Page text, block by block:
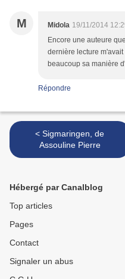
M Midola 19/11/2014
Encore une auteure
dernière lecture
beaucoup sa manière
Répondre
< Sigmaringen, de
Assouline Pierre
Hébergé par Canalblog
Top articles
Pages
Contact
Signaler un abus